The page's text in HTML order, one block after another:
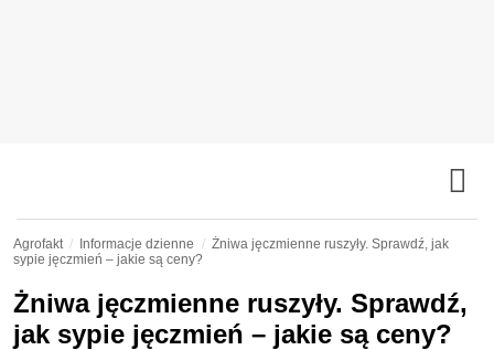
Agrofakt Informacje dzienne
Żniwa jęczmienne ruszyły. Sprawdź, jak
sypie jęczmień – jakie są ceny?
Żniwa jęczmienne ruszyły. Sprawdź,
jak sypie jęczmień – jakie są ceny?